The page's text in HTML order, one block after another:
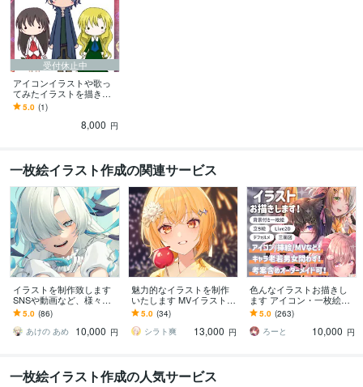
受付休止中
アイコンイラストや歌っ
てみたイラストを描きま
す 頭の中にあるイメージ
を形にしてみません
5.0 (1)
8,000 円
一枚絵イラスト作成の関連サービス
イラストを制作致します
SNSや動画など、様々な
用途に
5.0 (86)
あけの あめ
10,000 円
魅力的なイラストを制作
いたします MVイラスト・
一枚絵などお任せくださ
い！
5.0 (34)
シラト爽
13,000 円
色んなイラストお描きし
ます アイコン・一枚絵・
キャラ制作など、イラス
ト全般お描きします
5.0 (263)
ろーと
10,000 円
一枚絵イラスト作成の人気サービス